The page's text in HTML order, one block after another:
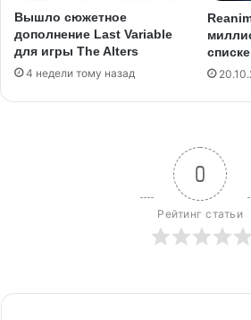
Вышло сюжетное
дополнение Last Variable
для игры The Alters
4 недели тому назад
0
Рейтинг статьи